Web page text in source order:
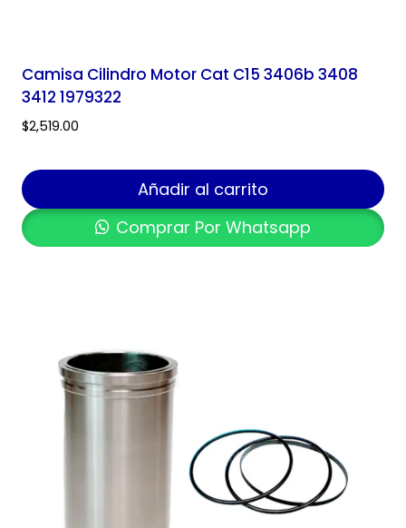
Camisa Cilindro Motor Cat C15 3406b 3408
3412 1979322
$2,519.00
Añadir al carrito
Comprar Por Whatsapp